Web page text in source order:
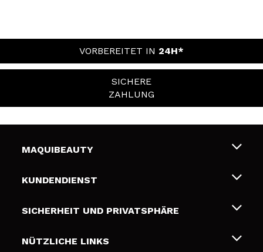
VORBEREITET IN 24H*
SICHERE
ZAHLUNG
MAQUIBEAUTY
Über uns
Geschenkkarten
KUNDENDIENST
Liefer- und Versandkosten
Zahlung
SICHERHEIT UND PRIVATSPHÄRE
Bedingungen und Datenschutz
NÜTZLICHE LINKS